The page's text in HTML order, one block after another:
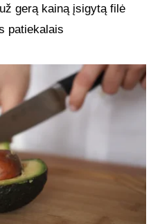
gerą kainą įsigytą filė
patiekalais